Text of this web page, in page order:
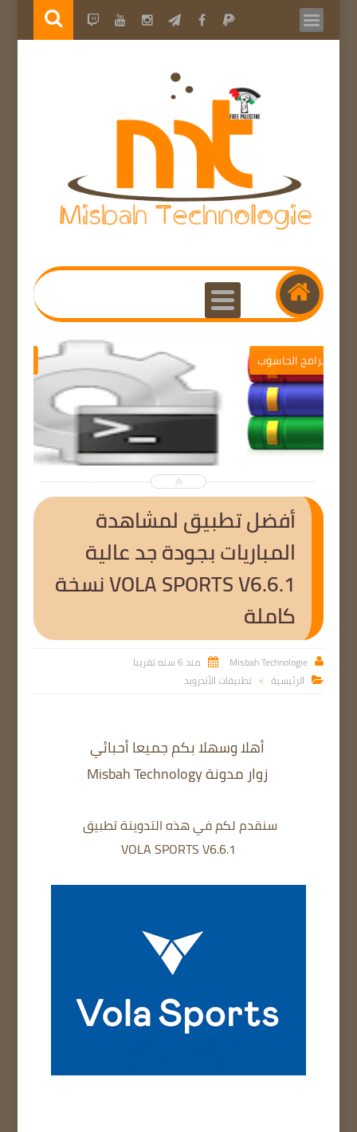
برامج الحاسوب
أفضل تطبيق لمشاهدة
المباريات بجودة جد عالية
VOLA SPORTS V6.6.1 نسخة
كاملة

Misbah Technologie
 منذ 6 سنه تقريبا
 الرئيسية > تطبيقات الأندرويد
أهلا وسهلا بكم جميعا أحبائي
زوار مدونة Misbah Technology
سنقدم لكم في هذه التدوينة تطبيق
VOLA SPORTS V6.6.1